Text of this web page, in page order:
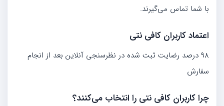
با شما تماس می‌گیرند.
اعتماد کاربران کافی نتی
98 درصد رضایت ثبت شده در نظرسنجی آنلاین بعد از انجام
سفارش
چرا کاربران کافی نتی را انتخاب می‌کنند؟